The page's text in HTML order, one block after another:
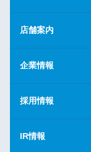
店舗案内
企業情報
採用情報
IR情報